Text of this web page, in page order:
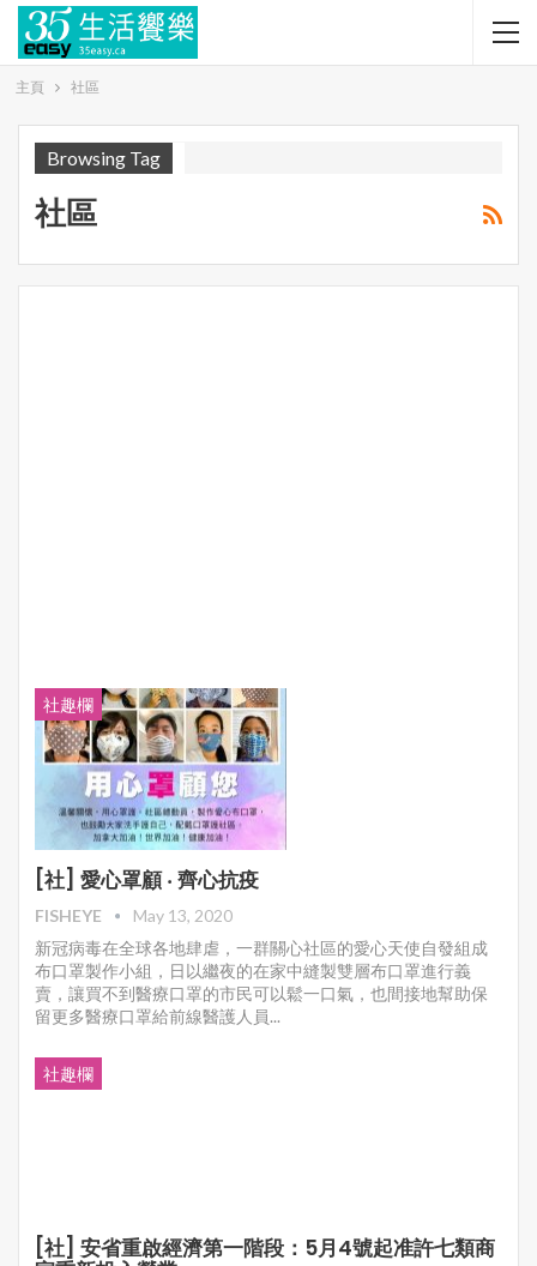
主頁 社區
Browsing Tag
社區
社趣欄
[社] 愛心罩顧 ‧ 齊心抗疫
FISHEYE
May 13, 2020
新冠病毒在全球各地肆虐，一群關心社區的愛心天使自發組成
布口罩製作小組，日以繼夜的在家中縫製雙層布口罩進行義
賣，讓買不到醫療口罩的市民可以鬆一口氣，也間接地幫助保
留更多醫療口罩給前線醫護人員...
社趣欄
[社] 安省重啟經濟第一階段：5月4號起准許七類商